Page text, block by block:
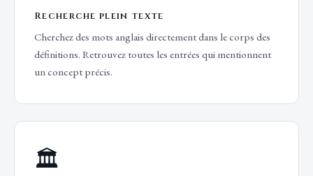
Recherche plein texte
Cherchez des mots anglais directement dans le corps des
définitions. Retrouvez toutes les entrées qui mentionnent
un concept précis.
🏛️